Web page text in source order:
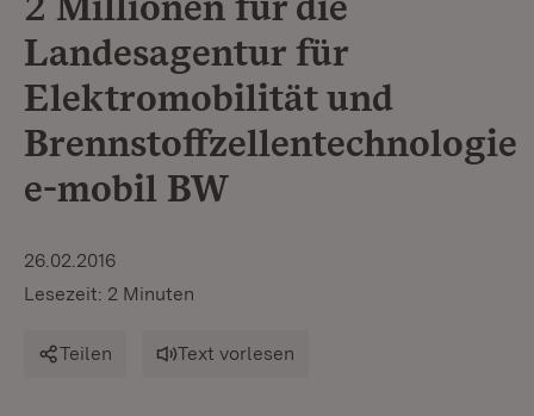
Landesagentur für
Elektromobilität und
Brennstoffzellentechnologie
e-mobil BW
26.02.2016
Lesezeit: 2 Minuten
Teilen Text vorlesen